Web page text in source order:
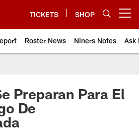
TICKETS SHOP
Roster News Niners Notes Ask
Preparan Para El
De